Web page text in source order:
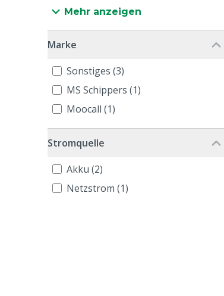
Mehr anzeigen
Marke
Sonstiges (3)
MS Schippers (1)
Moocall (1)
Stromquelle
Akku (2)
Netzstrom (1)